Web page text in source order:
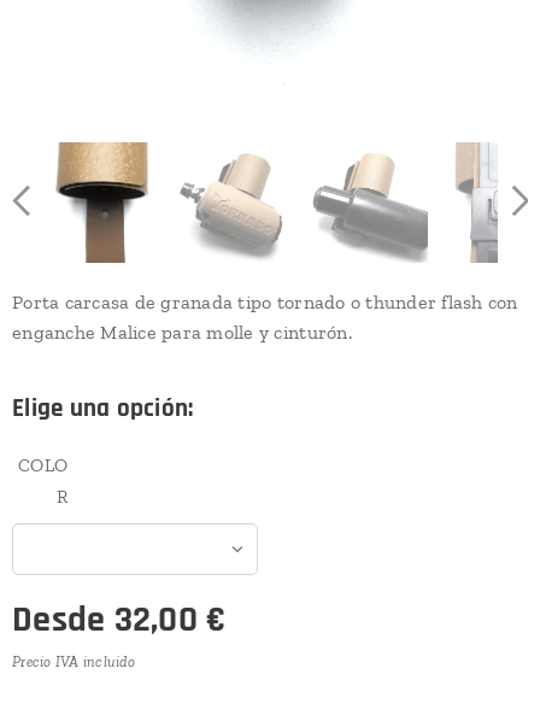
Porta carcasa de granada tipo tornado o thunder flash con
enganche Malice para molle y cinturón.
Elige una opción:
COLO
R
Desde 32,00 €
Precio IVA incluido